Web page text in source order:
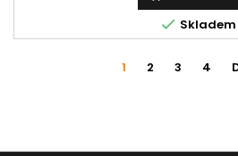
 Skladem
1 2 3 4